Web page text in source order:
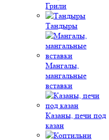
Грили
Тандыры
Мангалы,
мангальные
вставки
Казаны, печи под
казан